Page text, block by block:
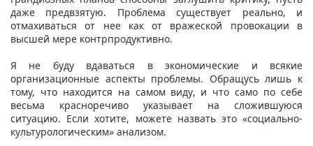
даже предвзятую. Проблема существует реально, и
отмахиваться от нее как от вражеской провокации в
высшей мере контрпродуктивно.
Я не буду вдаваться в экономические и всякие
организационные аспекты проблемы. Обращусь лишь к
тому, что находится на самом виду, и что само по себе
весьма красноречиво указывает на сложившуюся
ситуацию. Если хотите, можете назвать это «социально-
культурологическим» анализом.